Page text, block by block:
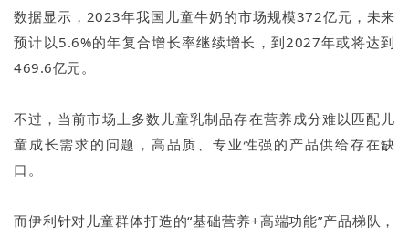
数据显示，2023年我国儿童牛奶的市场规模372亿元，未来
预计以5.6%的年复合增长率继续增长，到2027年或将达到
469.6亿元。
不过，当前市场上多数儿童乳制品存在营养成分难以匹配儿
童成长需求的问题，高品质、专业性强的产品供给存在缺
口。
而伊利针对儿童群体打造的“基础营养+高端功能”产品梯队，